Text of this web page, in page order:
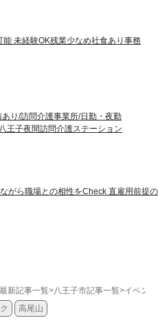
未経験OK残業少なめ社食あり事務
り/訪問介護事業所/日勤・夜勤
王子夜間訪問介護ステーション
がら職場との相性をCheck 直雇用前提の
新記事一覧>八王子市記事一覧>イベント
高尾山